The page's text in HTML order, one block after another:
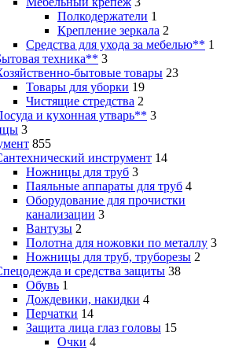
Полкодержатели 1
Крепление зеркала 2
Средства для ухода за мебелью** 1
техника** 3
бытовые товары 23
Товары для уборки 19
Чистящие стредства 2
и кухонная утварь** 3
3
855
инструмент 14
Ножницы для труб 3
Паяльные аппараты для труб 4
Оборудование для прочистки
канализации 3
Вантузы 2
Полотна для ножовки по металлу 3
Ножницы для труб, труборезы 2
и средства защиты 38
Обувь 1
Дождевики, накидки 4
Перчатки 14
Защита лица глаз головы 15
Очки 4